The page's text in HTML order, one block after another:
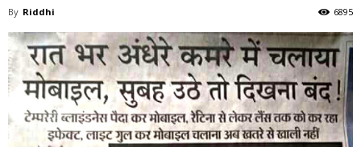
By Riddhi 6895